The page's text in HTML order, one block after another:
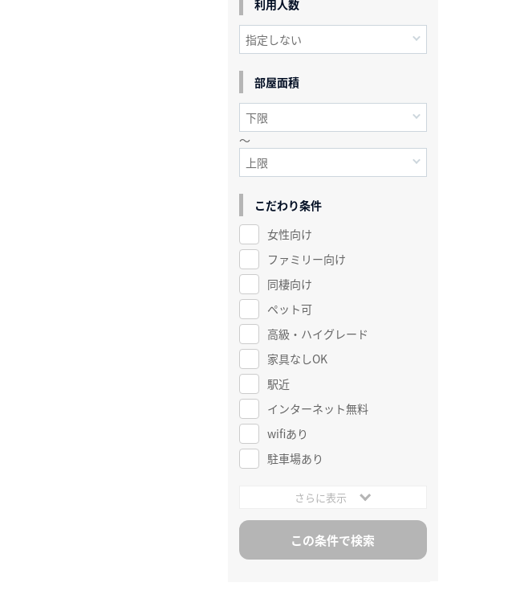
利用人数
部屋面積
～
こだわり条件
女性向け
ファミリー向け
同棲向け
ペット可
高級・ハイグレード
家具なしOK
駅近
インターネット無料
wifiあり
駐車場あり
さらに表示